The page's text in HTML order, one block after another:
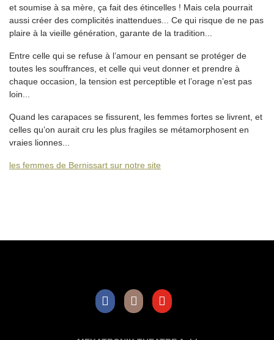
et soumise à sa mère, ça fait des étincelles ! Mais cela pourrait
aussi créer des complicités inattendues... Ce qui risque de ne pas
plaire à la vieille génération, garante de la tradition...
Entre celle qui se refuse à l’amour en pensant se protéger de
toutes les souffrances, et celle qui veut donner et prendre à
chaque occasion, la tension est perceptible et l’orage n’est pas
loin...
Quand les carapaces se fissurent, les femmes fortes se livrent, et
celles qu’on aurait cru les plus fragiles se métamorphosent en
vraies lionnes...
les femmes de Bernissart sur notre site